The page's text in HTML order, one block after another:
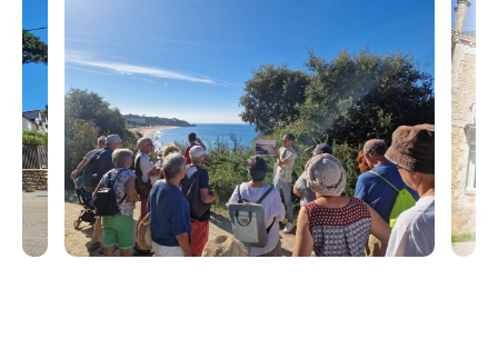
l’art de vivre des premières stations balnéaires.
Entre silence, nature et patrimoine d’exception, cette
promenade offre un véritable moment suspendu pour
regarder autrement l’un des quartiers les plus
emblématiques de Pornichet.